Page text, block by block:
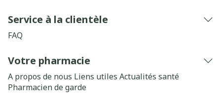
Service à la clientèle
FAQ
Votre pharmacie
A propos de nous Liens utiles Actualités santé
Pharmacien de garde